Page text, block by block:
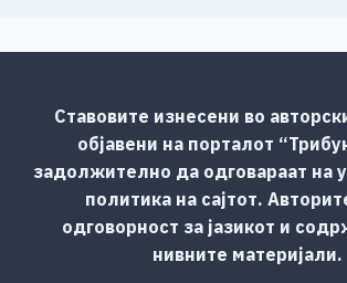
Ставовите изнесени во
објавени на порталот
задолжително да одговараат на
политика на сајтот.
одговорност за јазикот и
нивните материјали.